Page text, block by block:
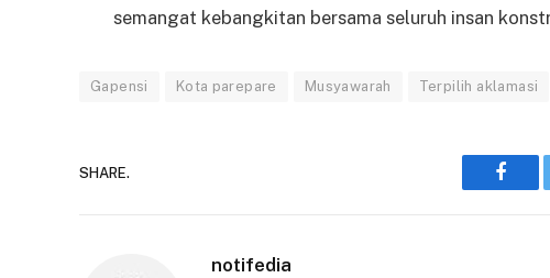
semangat kebangkitan bersama seluruh insan
Gapensi Kota parepare Musyawarah Terpilih aklamasi
SHARE.
notifedia